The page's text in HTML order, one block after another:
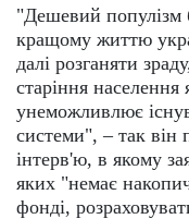
"Дешевий популізм
кращому життю
далі розганяти
старіння населення
унеможливлює
системи", – так він
інтерв'ю, в якому
яких "немає
фонді,